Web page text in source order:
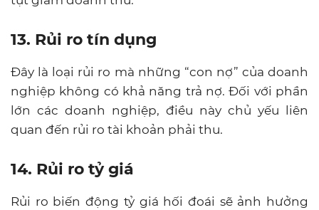
13. Rủi ro tín dụng
Đây là loại rủi ro mà những “con nợ” của doanh
nghiệp không có khả năng trả nợ. Đối với phần
lớn các doanh nghiệp, điều này chủ yếu liên
quan đến rủi ro tài khoản phải thu.
14. Rủi ro tỷ giá
Rủi ro biến động tỷ giá hối đoái sẽ ảnh hưởng